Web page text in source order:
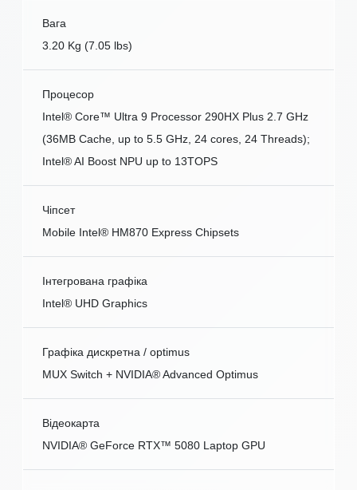
Вага
3.20 Kg (7.05 lbs)
Процесор
Intel® Core™ Ultra 9 Processor 290HX Plus 2.7 GHz
(36MB Cache, up to 5.5 GHz, 24 cores, 24 Threads);
Intel® AI Boost NPU up to 13TOPS
Чіпсет
Mobile Intel® HM870 Express Chipsets
Інтегрована графіка
Intel® UHD Graphics
Графіка дискретна / optimus
MUX Switch + NVIDIA® Advanced Optimus
Відеокарта
NVIDIA® GeForce RTX™ 5080 Laptop GPU